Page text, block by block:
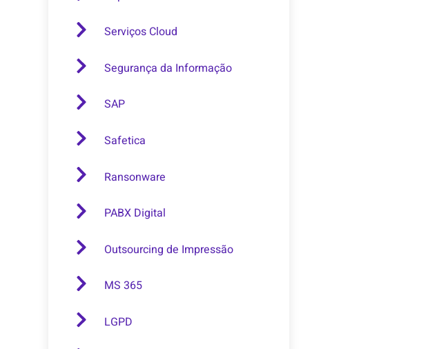
Serviços Cloud
Segurança da Informação
SAP
Safetica
Ransonware
PABX Digital
Outsourcing de Impressão
MS 365
LGPD